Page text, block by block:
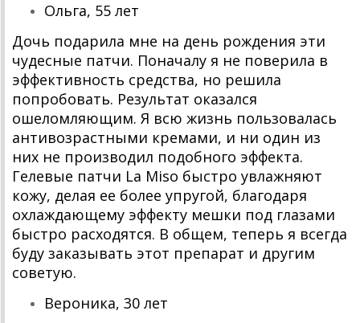
Ольга, 55 лет
Дочь подарила мне на день рождения эти
чудесные патчи. Поначалу я не поверила в
эффективность средства, но решила
попробовать. Результат оказался
ошеломляющим. Я всю жизнь пользовалась
антивозрастными кремами, и ни один из
них не производил подобного эффекта.
Гелевые патчи La Miso быстро увлажняют
кожу, делая ее более упругой, благодаря
охлаждающему эффекту мешки под глазами
быстро расходятся. В общем, теперь я всегда
буду заказывать этот препарат и другим
советую.
Вероника, 30 лет